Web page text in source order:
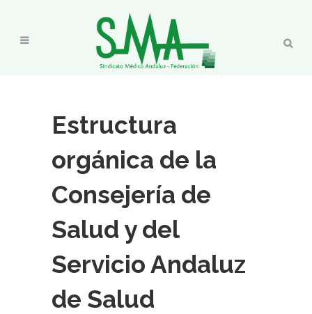
Estructura
orgánica de la
Consejería de
Salud y del
Servicio Andaluz
de Salud